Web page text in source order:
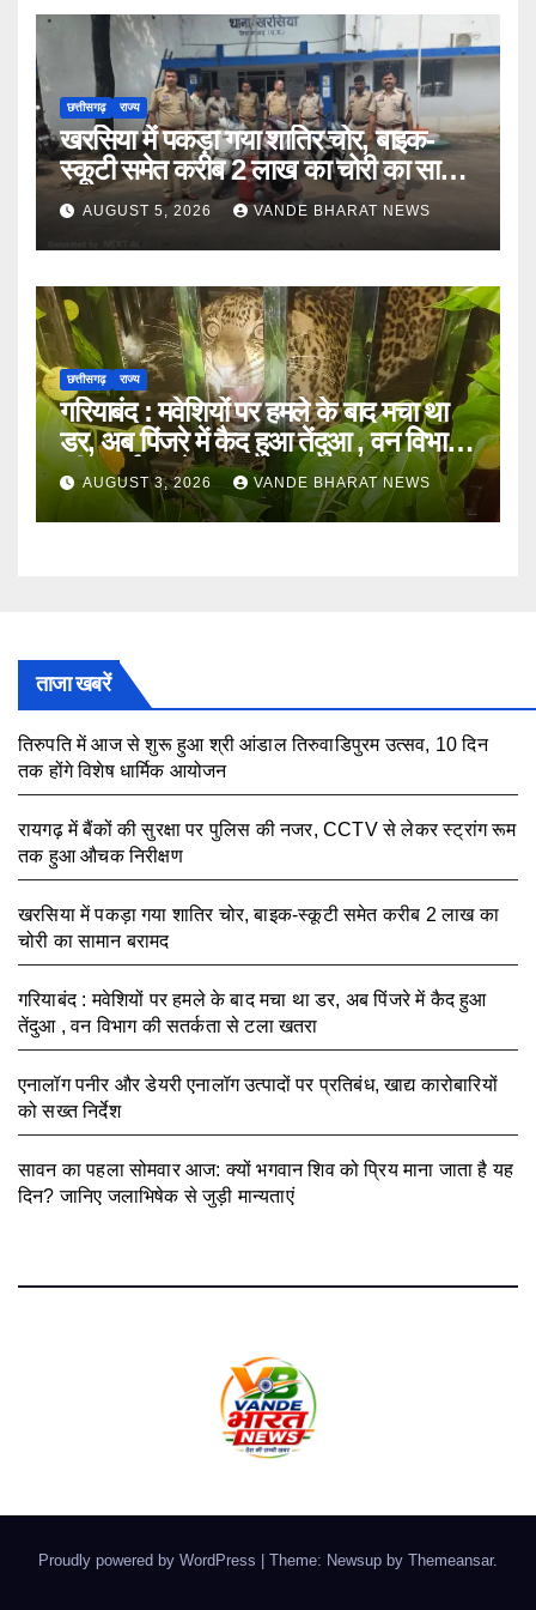
छत्तीसगढ़ राज्य
खरसिया में पकड़ा गया शातिर चोर, बाइक-
स्कूटी समेत करीब 2 लाख का चोरी का सामान
बरामद
AUGUST 5, 2026 VANDE BHARAT NEWS
छत्तीसगढ़ राज्य
गरियाबंद : मवेशियों पर हमले के बाद मचा था
डर, अब पिंजरे में कैद हुआ तेंदुआ , वन विभाग
की सतर्कता से टला खतरा
AUGUST 3, 2026 VANDE BHARAT NEWS
ताजा खबरें
तिरुपति में आज से शुरू हुआ श्री आंडाल तिरुवाडिपुरम उत्सव, 10 दिन
तक होंगे विशेष धार्मिक आयोजन
रायगढ़ में बैंकों की सुरक्षा पर पुलिस की नजर, CCTV से लेकर स्ट्रांग रूम
तक हुआ औचक निरीक्षण
खरसिया में पकड़ा गया शातिर चोर, बाइक-स्कूटी समेत करीब 2 लाख का
चोरी का सामान बरामद
गरियाबंद : मवेशियों पर हमले के बाद मचा था डर, अब पिंजरे में कैद हुआ
तेंदुआ , वन विभाग की सतर्कता से टला खतरा
एनालॉग पनीर और डेयरी एनालॉग उत्पादों पर प्रतिबंध, खाद्य कारोबारियों
को सख्त निर्देश
सावन का पहला सोमवार आज: क्यों भगवान शिव को प्रिय माना जाता है यह
दिन? जानिए जलाभिषेक से जुड़ी मान्यताएं
Proudly powered by WordPress Theme: Newsup by Themeansar.